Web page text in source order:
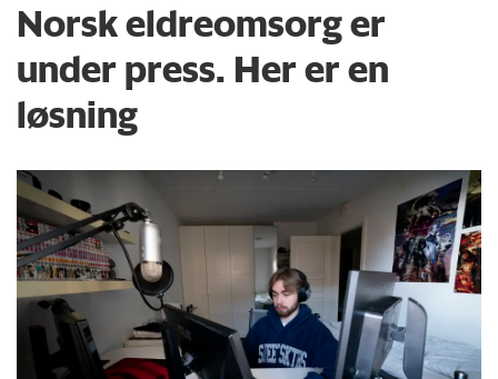
Norsk eldreomsorg er
under press. Her er en
løsning